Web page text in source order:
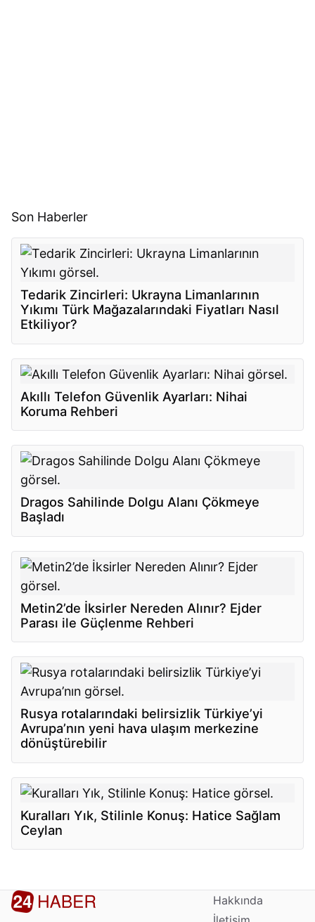
Son Haberler
Tedarik Zincirleri: Ukrayna Limanlarının
Yıkımı Türk Mağazalarındaki Fiyatları Nasıl
Etkiliyor?
Akıllı Telefon Güvenlik Ayarları: Nihai
Koruma Rehberi
Dragos Sahilinde Dolgu Alanı Çökmeye
Başladı
Metin2’de İksirler Nereden Alınır? Ejder
Parası ile Güçlenme Rehberi
Rusya rotalarındaki belirsizlik Türkiye’yi
Avrupa’nın yeni hava ulaşım merkezine
dönüştürebilir
Kuralları Yık, Stilinle Konuş: Hatice Sağlam
Ceylan
Hakkında